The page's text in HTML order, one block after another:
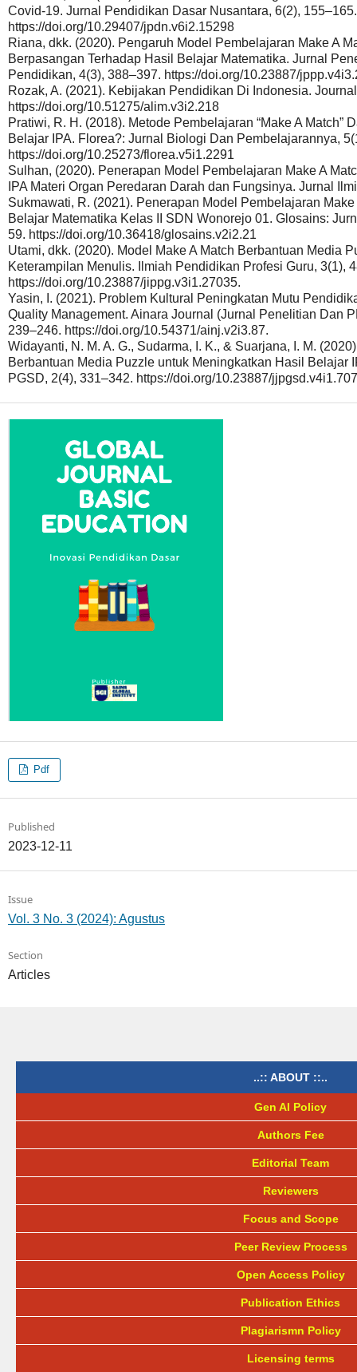
Covid-19. Jurnal Pendidikan Dasar Nusantara, 6(2), 155–165.
https://doi.org/10.29407/jpdn.v6i2.15298
Riana, dkk. (2020). Pengaruh Model Pembelajaran Make A
Berpasangan Terhadap Hasil Belajar Matematika. Jurnal
Pendidikan, 4(3), 388–397. https://doi.org/10.23887/
Rozak, A. (2021). Kebijakan Pendidikan Di Indonesia.
https://doi.org/10.51275/alim.v3i2.218
Pratiwi, R. H. (2018). Metode Pembelajaran “Make A Match”
Belajar IPA. Florea?: Jurnal Biologi Dan Pembelajarannya,
https://doi.org/10.25273/florea.v5i1.2291
Sulhan, (2020). Penerapan Model Pembelajaran Make A
IPA Materi Organ Peredaran Darah dan Fungsinya. Jurnal
Sukmawati, R. (2021). Penerapan Model Pembelajaran
Belajar Matematika Kelas II SDN Wonorejo 01. Glosains:
59. https://doi.org/10.36418/glosains.v2i2.21
Utami, dkk. (2020). Model Make A Match Berbantuan Media
Keterampilan Menulis. Ilmiah Pendidikan Profesi Guru, 3(1),
https://doi.org/10.23887/jippg.v3i1.27035.
Yasin, I. (2021). Problem Kultural Peningkatan Mutu
Quality Management. Ainara Journal (Jurnal Penelitian Dan
239–246. https://doi.org/10.54371/ainj.v2i3.87.
Widayanti, N. M. A. G., Sudarma, I. K., & Suarjana, I. M.
Berbantuan Media Puzzle untuk Meningkatkan Hasil Belajar
PGSD, 2(4), 331–342. https://doi.org/10.23887/
Pdf
Published
2023-12-11
Issue
Vol. 3 No. 3 (2024): Agustus
Section
Articles
..:: ABOUT ::..
Gen AI Policy
Authors Fee
Editorial Team
Reviewers
Focus and Scope
Peer Review Process
Open Access Policy
Publication Ethics
Plagiarismn Policy
Licensing terms